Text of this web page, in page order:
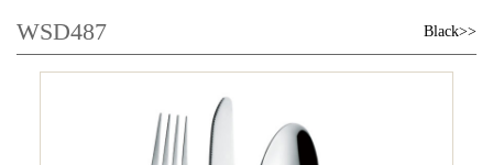
WSD487 Black>>